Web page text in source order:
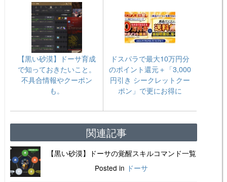
【黒い砂漠】ドーサ育成
で知っておきたいこと。
不具合情報やクーポン
も。
ドスパラで最大10万円分
のポイント還元＋「3,000
円引き シークレットクー
ポン」で更にお得に
関連記事
【黒い砂漠】ドーサの覚醒スキルコマンド一覧
Posted in ドーサ